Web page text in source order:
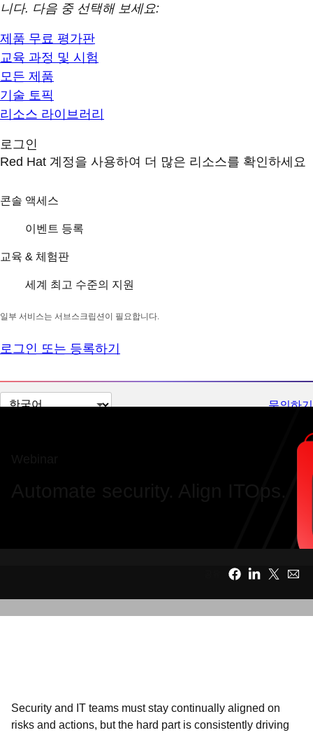
니다. 다음 중 선택해 보세요:
제품 무료 평가판
교육 과정 및 시험
모든 제품
기술 토픽
리소스 라이브러리
로그인
Red Hat 계정을 사용하여 더 많은 리소스를 확인하세요
콘솔 액세스
이벤트 등록
교육 & 체험판
세계 최고 수준의 지원
일부 서비스는 서브스크립션이 필요합니다.
로그인 또는 등록하기
페
문의하기
Security and IT teams must stay continually aligned on
risks and actions, but the hard part is consistently driving